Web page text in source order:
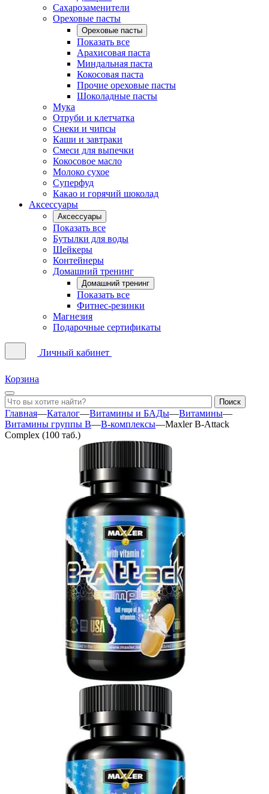
Сахарозаменители
Ореховые пасты
Ореховые пасты
Показать все
Арахисовая паста
Миндальная паста
Кокосовая паста
Прочие ореховые пасты
Шоколадные пасты
Мука
Отруби и клетчатка
Снеки и чипсы
Каши и завтраки
Смеси для выпечки
Кокосовое масло
Молоко сухое
Суперфуд
Какао и горячий шоколад
Аксессуары
Аксессуары
Показать все
Бутылки для воды
Шейкеры
Контейнеры
Домашний тренинг
Домашний тренинг
Показать все
Фитнес-резинки
Магнезия
Подарочные сертификаты
Личный кабинет
Корзина
Главная—Каталог—Витамины и БАДы—Витамины—
Витамины группы B—B-комплексы—Maxler B-Attack
Complex (100 таб.)